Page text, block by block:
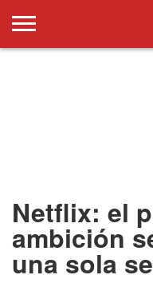
Netflix: el
ambición
una sola